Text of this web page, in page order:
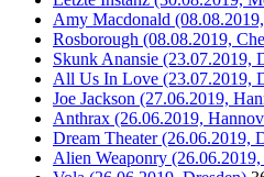
Amy Macdonald
Rosborough (08.08.2019,
Skunk Anansie (23.07.2019,
All Us In Love (23.07.2019,
Joe Jackson (27.06.2019,
Anthrax (26.06.2019,
Dream Theater (26.06.2019,
Alien Weaponry